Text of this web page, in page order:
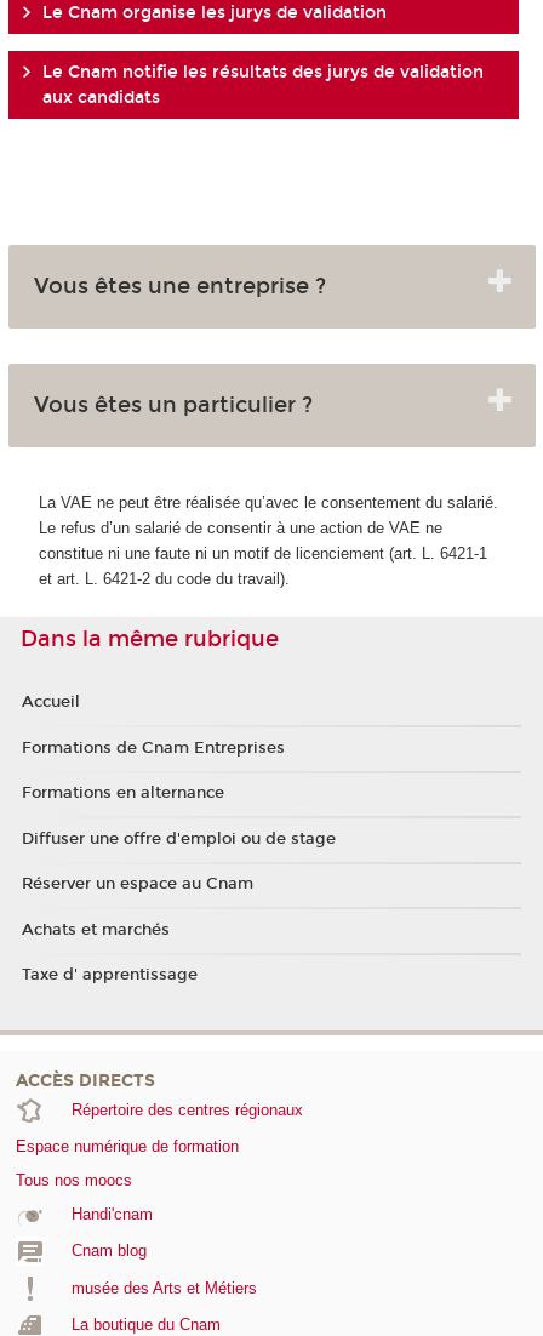
Le Cnam organise les jurys de validation
Le Cnam notifie les résultats des jurys de validation
aux candidats
Vous êtes une entreprise ?
Vous êtes un particulier ?
La VAE ne peut être réalisée qu’avec le consentement du salarié.
Le refus d’un salarié de consentir à une action de VAE ne
constitue ni une faute ni un motif de licenciement (art. L. 6421-1
et art. L. 6421-2 du code du travail).
Dans la même rubrique
Accueil
Formations de Cnam Entreprises
Formations en alternance
Diffuser une offre d'emploi ou de stage
Réserver un espace au Cnam
Achats et marchés
Taxe d' apprentissage
ACCÈS DIRECTS
Répertoire des centres régionaux
Espace numérique de formation
Tous nos moocs
Handi'cnam
Cnam blog
musée des Arts et Métiers
La boutique du Cnam